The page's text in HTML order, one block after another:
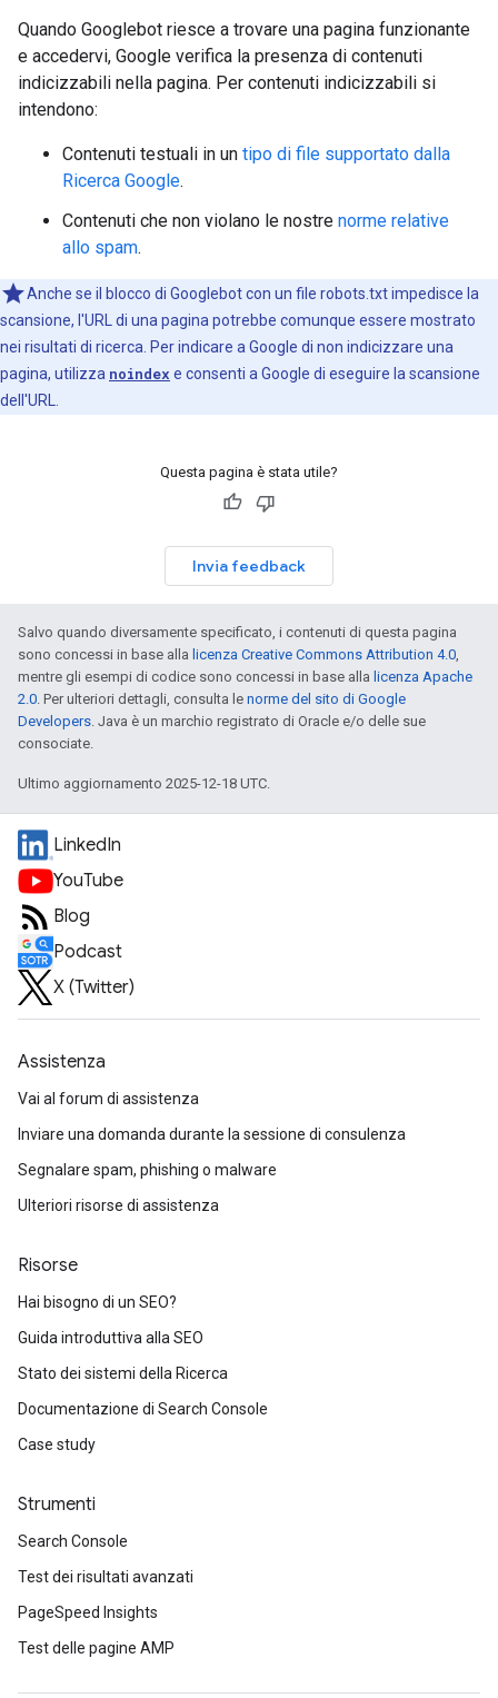
Quando Googlebot riesce a trovare una pagina funzionante
e accedervi, Google verifica la presenza di contenuti
indicizzabili nella pagina. Per contenuti indicizzabili si
intendono:
Contenuti testuali in un tipo di file supportato dalla
Ricerca Google.
Contenuti che non violano le nostre norme relative
allo spam.
Anche se il blocco di Googlebot con un file robots.txt impedisce la
scansione, l'URL di una pagina potrebbe comunque essere mostrato
nei risultati di ricerca. Per indicare a Google di non indicizzare una
pagina, utilizza noindex e consenti a Google di eseguire la scansione
dell'URL.
Questa pagina è stata utile?
Invia feedback
Salvo quando diversamente specificato, i contenuti di questa pagina
sono concessi in base alla licenza Creative Commons Attribution 4.0,
mentre gli esempi di codice sono concessi in base alla licenza Apache
2.0. Per ulteriori dettagli, consulta le norme del sito di Google
Developers. Java è un marchio registrato di Oracle e/o delle sue
consociate.
Ultimo aggiornamento 2025-12-18 UTC.
LinkedIn
YouTube
Blog
Podcast
X (Twitter)
Assistenza
Vai al forum di assistenza
Inviare una domanda durante la sessione di consulenza
Segnalare spam, phishing o malware
Ulteriori risorse di assistenza
Risorse
Hai bisogno di un SEO?
Guida introduttiva alla SEO
Stato dei sistemi della Ricerca
Documentazione di Search Console
Case study
Strumenti
Search Console
Test dei risultati avanzati
PageSpeed Insights
Test delle pagine AMP